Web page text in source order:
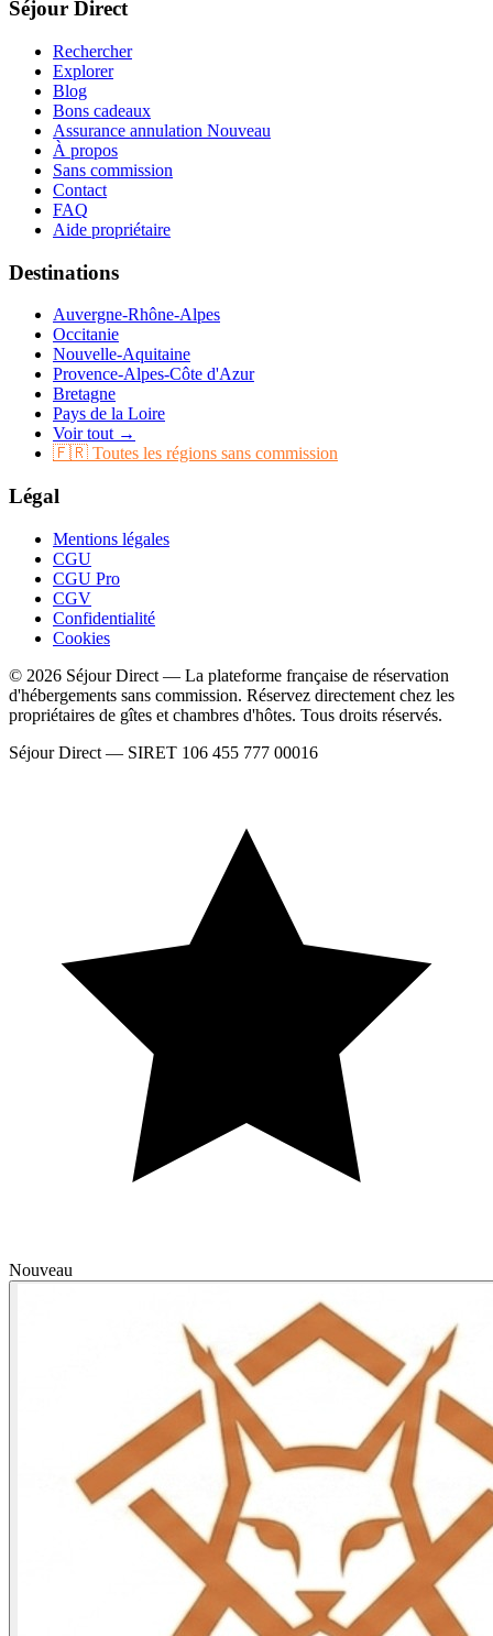
Séjour Direct
Rechercher
Explorer
Blog
Bons cadeaux
Assurance annulation Nouveau
À propos
Sans commission
Contact
FAQ
Aide propriétaire
Destinations
Auvergne-Rhône-Alpes
Occitanie
Nouvelle-Aquitaine
Provence-Alpes-Côte d'Azur
Bretagne
Pays de la Loire
Voir tout →
🇫🇷 Toutes les régions sans commission
Légal
Mentions légales
CGU
CGU Pro
CGV
Confidentialité
Cookies
© 2026 Séjour Direct — La plateforme française de réservation
d'hébergements sans commission. Réservez directement chez les
propriétaires de gîtes et chambres d'hôtes. Tous droits réservés.
Séjour Direct — SIRET 106 455 777 00016
Nouveau